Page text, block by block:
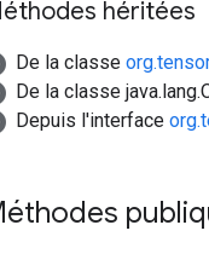
héritées
De la classe
De la classe
Depuis l'interface